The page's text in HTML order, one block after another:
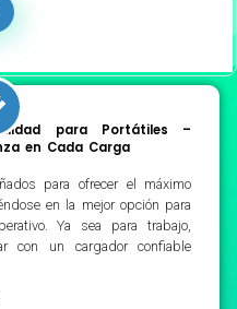
para Portátiles –
en Cada Carga
para ofrecer el máximo
en la mejor opción para
Ya sea para trabajo,
con un cargador confiable